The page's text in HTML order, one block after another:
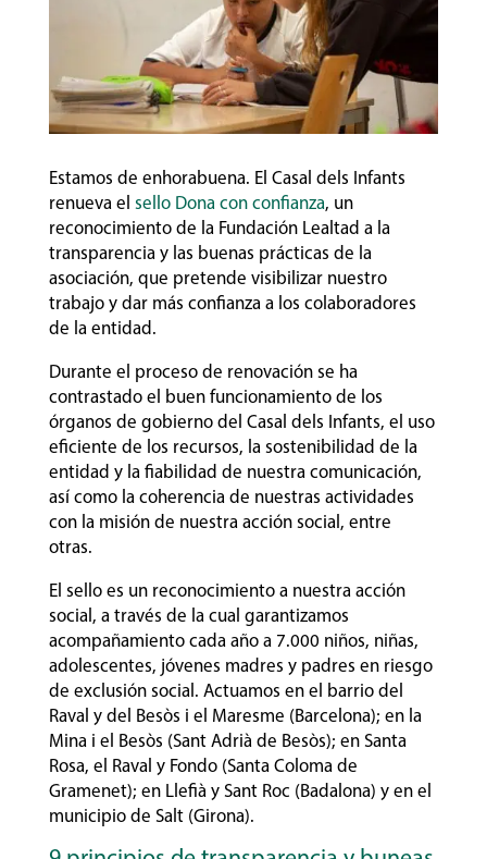
Estamos de enhorabuena. El Casal dels Infants
renueva el sello Dona con confianza, un
reconocimiento de la Fundación Lealtad a la
transparencia y las buenas prácticas de la
asociación, que pretende visibilizar nuestro
trabajo y dar más confianza a los colaboradores
de la entidad.
Durante el proceso de renovación se ha
contrastado el buen funcionamiento de los
órganos de gobierno del Casal dels Infants, el uso
eficiente de los recursos, la sostenibilidad de la
entidad y la fiabilidad de nuestra comunicación,
así como la coherencia de nuestras actividades
con la misión de nuestra acción social, entre
otras.
El sello es un reconocimiento a nuestra acción
social, a través de la cual garantizamos
acompañamiento cada año a 7.000 niños, niñas,
adolescentes, jóvenes madres y padres en riesgo
de exclusión social. Actuamos en el barrio del
Raval y del Besòs i el Maresme (Barcelona); en la
Mina i el Besòs (Sant Adrià de Besòs); en Santa
Rosa, el Raval y Fondo (Santa Coloma de
Gramenet); en Llefià y Sant Roc (Badalona) y en el
municipio de Salt (Girona).